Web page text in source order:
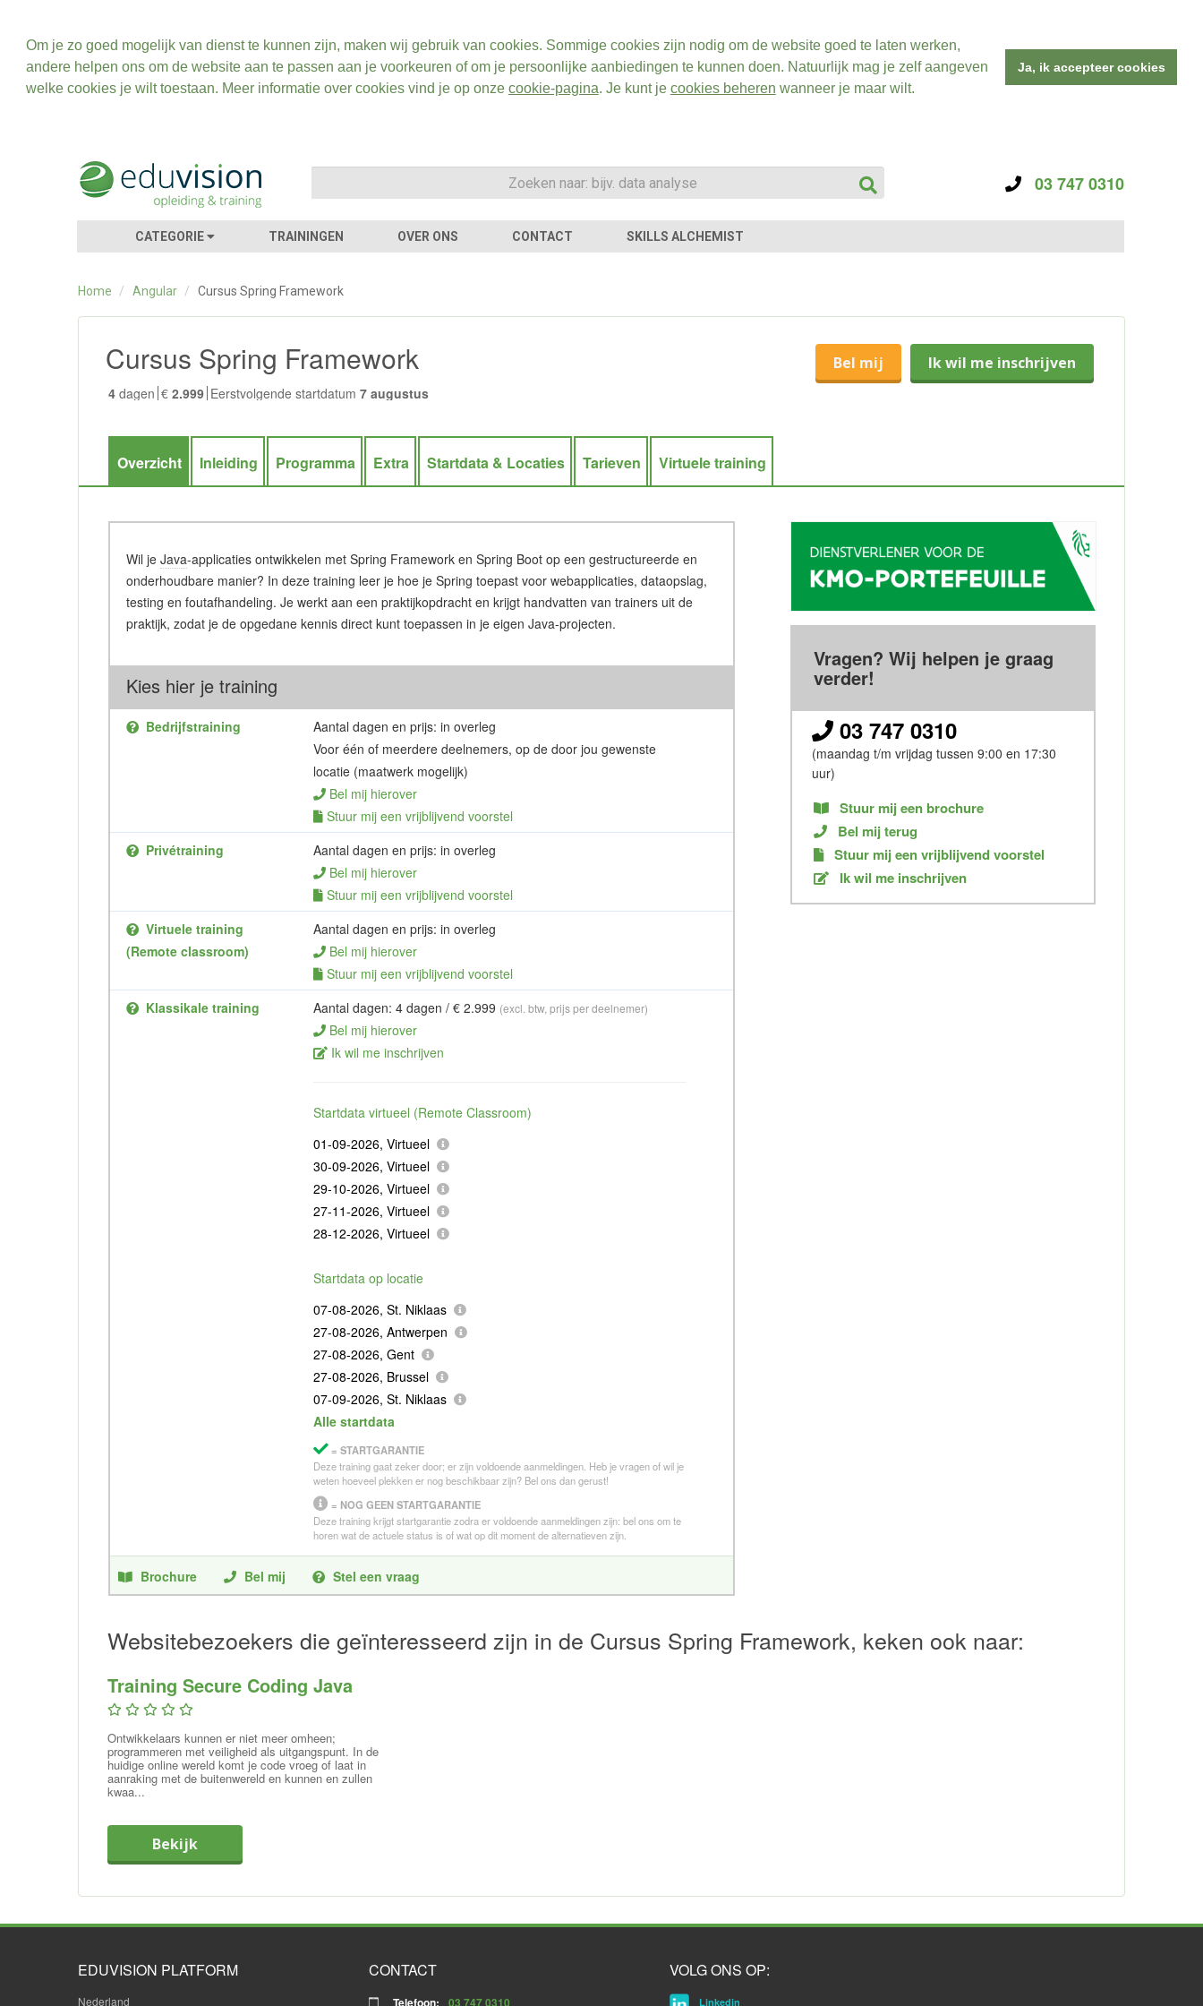
Om je zo goed mogelijk van dienst te kunnen zijn, maken wij gebruik van cookies. Sommige cookies zijn nodig om de website goed te laten werken,
andere helpen ons om de website aan te passen aan je voorkeuren of om je persoonlijke aanbiedingen te kunnen doen. Natuurlijk mag je zelf aangeven
welke cookies je wilt toestaan. Meer informatie over cookies vind je op onze cookie-pagina. Je kunt je cookies beheren wanneer je maar wilt.
Ja, ik accepteer cookies
03 747 0310
CATEGORIE TRAININGEN OVER ONS CONTACT SKILLS ALCHEMIST
Home / Angular / Cursus Spring Framework
Cursus Spring Framework
4 dagen € 2.999 Eerstvolgende startdatum 7 augustus
Bel mij Ik wil me inschrijven
Overzicht Inleiding Programma Extra Startdata & Locaties Tarieven Virtuele training
Wil je Java-applicaties ontwikkelen met Spring Framework en Spring Boot op een gestructureerde en
onderhoudbare manier? In deze training leer je hoe je Spring toepast voor webapplicaties, dataopslag,
testing en foutafhandeling. Je werkt aan een praktijkopdracht en krijgt handvatten van trainers uit de
praktijk, zodat je de opgedane kennis direct kunt toepassen in je eigen Java-projecten.
Kies hier je training
Bedrijfstraining
Aantal dagen en prijs: in overleg
Voor één of meerdere deelnemers, op de door jou gewenste
locatie (maatwerk mogelijk)
Bel mij hierover
Stuur mij een vrijblijvend voorstel
Privétraining
Aantal dagen en prijs: in overleg
Bel mij hierover
Stuur mij een vrijblijvend voorstel
Virtuele training
(Remote classroom)
Aantal dagen en prijs: in overleg
Bel mij hierover
Stuur mij een vrijblijvend voorstel
Klassikale training
Aantal dagen: 4 dagen / € 2.999 (excl. btw, prijs per deelnemer)
Bel mij hierover
Ik wil me inschrijven
Startdata virtueel (Remote Classroom)
01-09-2026, Virtueel
30-09-2026, Virtueel
29-10-2026, Virtueel
27-11-2026, Virtueel
28-12-2026, Virtueel
Startdata op locatie
07-08-2026, St. Niklaas
27-08-2026, Antwerpen
27-08-2026, Gent
27-08-2026, Brussel
07-09-2026, St. Niklaas
Alle startdata
= STARTGARANTIE
Deze training gaat zeker door; er zijn voldoende aanmeldingen. Heb je vragen of wil je
weten hoeveel plekken er nog beschikbaar zijn? Bel ons dan gerust!
= NOG GEEN STARTGARANTIE
Deze training krijgt startgarantie zodra er voldoende aanmeldingen zijn: bel ons om te
horen wat de actuele status is of wat op dit moment de alternatieven zijn.
Brochure Bel mij Stel een vraag
Vragen? Wij helpen je graag
verder!
03 747 0310
(maandag t/m vrijdag tussen 9:00 en 17:30
uur)
Stuur mij een brochure
Bel mij terug
Stuur mij een vrijblijvend voorstel
Ik wil me inschrijven
Websitebezoekers die geïnteresseerd zijn in de Cursus Spring Framework, keken ook naar:
Training Secure Coding Java
Ontwikkelaars kunnen er niet meer omheen;
programmeren met veiligheid als uitgangspunt. In de
huidige online wereld komt je code vroeg of laat in
aanraking met de buitenwereld en kunnen en zullen
kwaa...
Bekijk
EDUVISION PLATFORM
Nederland
CONTACT
Telefoon: 03 747 0310
VOLG ONS OP:
Linkedin